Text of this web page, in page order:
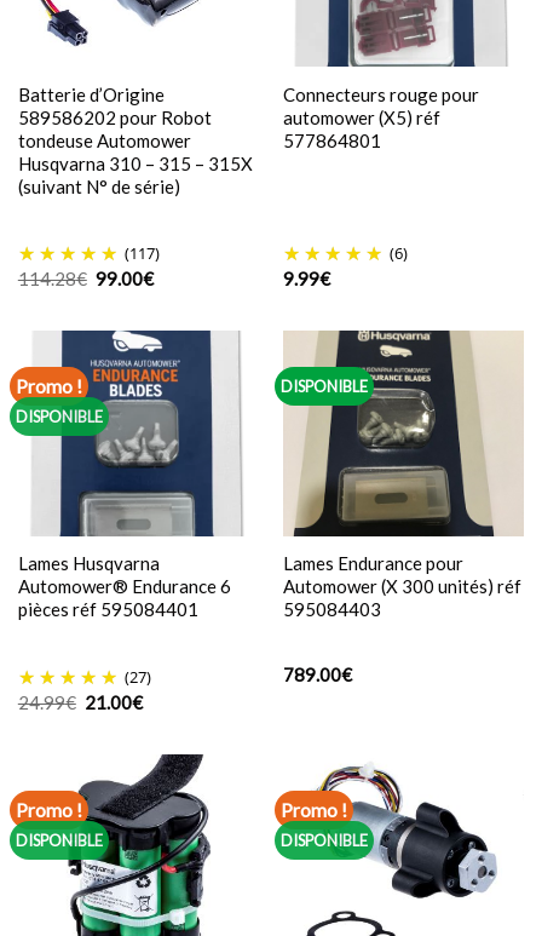
Batterie d’Origine
589586202 pour Robot
tondeuse Automower
Husqvarna 310 – 315 – 315X
(suivant N° de série)
(117)
114.28€ Le
prix
114.28€.
99.00€Le
prix
99.00€.
Connecteurs rouge pour
automower (X5) réf
577864801
(6)
9.99€
Promo !
DISPONIBLE
Lames Husqvarna
Automower® Endurance 6
pièces réf 595084401
(27)
24.99€ Le
prix
21.00€Le
prix
21.00€.
DISPONIBLE
Lames Endurance pour
Automower (X 300 unités) réf
595084403
789.00€
Promo !
DISPONIBLE
Promo !
DISPONIBLE